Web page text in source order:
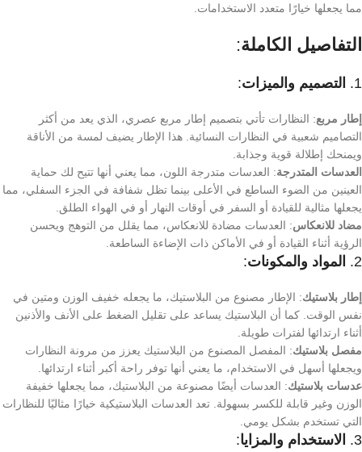
مما يجعلها خيارًا متعدد الاستخدامات.
التفاصيل الكاملة:
1. التصميم والميزات:
إطار مربع: النظارات تأتي بتصميم إطار مربع عصري، الذي يعد من أكثر
التصاميم شعبية في النظارات النسائية. هذا الإطار يضيف لمسة من الأناقة
ويمنحك إطلالة قوية وجذابة.
العدسات المتدرجة: العدسات متدرجة اللون، مما يعني أنها تتيح لك حماية
العينين من الضوء الساطع في الأعلى بينما تظل شفافة في الجزء السفلي، مما
يجعلها مثالية للقيادة أو السفر في أوقات النهار أو في الهواء الطلق.
مضاد للانعكاس: العدسات مضادة للانعكاس، مما يقلل من التوهج ويحسن
الرؤية أثناء القيادة أو في الأماكن ذات الإضاءة الساطعة.
2. المواد والمكونات:
إطار بلاستيك: الإطار مصنوع من البلاستيك، ما يجعله خفيف الوزن ومتين في
نفس الوقت. كما أن البلاستيك يساعد على تقليل الضغط على الأنف والأذنين
أثناء ارتدائها لفترات طويلة.
مفصل بلاستيك: المفصل المصنوع من البلاستيك يعزز من مرونة النظارات
ويجعلها أسهل في الاستخدام، ما يعني أنها توفر راحة أكبر أثناء ارتدائها.
عدسات بلاستيك: العدسات أيضًا مصنوعة من البلاستيك، مما يجعلها خفيفة
الوزن وغير قابلة للكسر بسهولة. تعد العدسات البلاستيكية خيارًا مثاليًا للنظارات
التي تستخدم بشكل يومي.
3. الاستخدام والمزايا: